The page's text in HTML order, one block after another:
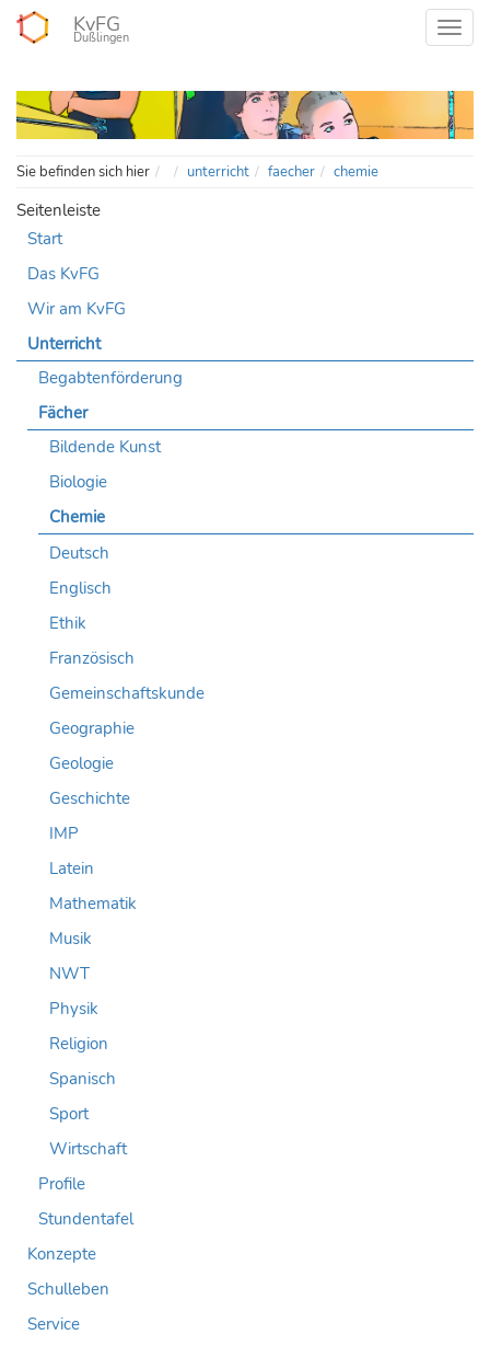
KvFG
Dußlingen
Sie befinden sich hier Homeunterricht faecher chemie
Seitenleiste
Start
Das KvFG
Wir am KvFG
Unterricht
Begabtenförderung
Fächer
Bildende Kunst
Biologie
Chemie
Deutsch
Englisch
Ethik
Französisch
Gemeinschaftskunde
Geographie
Geologie
Geschichte
IMP
Latein
Mathematik
Musik
NWT
Physik
Religion
Spanisch
Sport
Wirtschaft
Profile
Stundentafel
Konzepte
Schulleben
Service